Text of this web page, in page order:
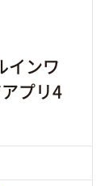
インワ
プリ4